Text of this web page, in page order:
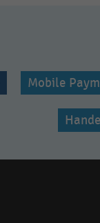
Mobile